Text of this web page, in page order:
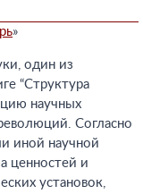
»
один из
“Структура
научных
Согласно
иной научной
ценностей и
установок,